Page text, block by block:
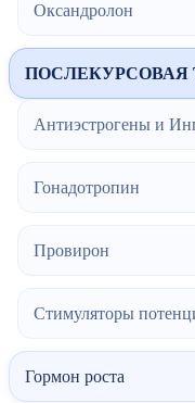
Оксандролон
ПОСЛЕКУРСОВАЯ
Антиэстрогены и
Гонадотропин
Провирон
Стимуляторы
Гормон роста